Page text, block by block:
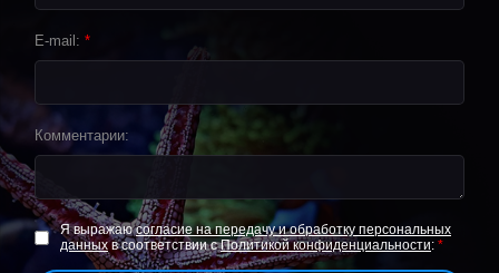
E-mail: *
Комментарии:
Я выражаюсогласие на передачу и обработку персональных
данныхв соответствии сПолитикой конфиденциальности: *